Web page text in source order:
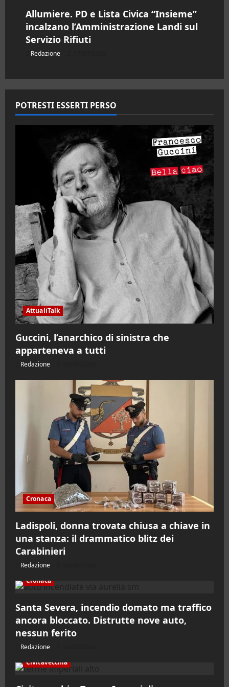
Allumiere. PD e Lista Civica “Insieme”
incalzano l’Amministrazione Landi sul
Servizio Rifiuti
Redazione
POTRESTI ESSERTI PERSO
AttualiTalk
Guccini, l’anarchico di sinistra che
apparteneva a tutti
Redazione
Cronaca
Ladispoli, donna trovata chiusa a chiave in
una stanza: il drammatico blitz dei
Carabinieri
Redazione
Cronaca
Santa Severa, incendio domato ma traffico
ancora bloccato. Distrutte nove auto,
nessun ferito
Redazione
Civitavecchia